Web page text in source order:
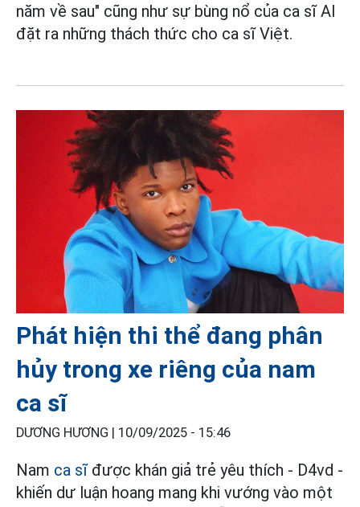
năm về sau" cũng như sự bùng nổ của ca sĩ AI
đặt ra những thách thức cho ca sĩ Việt.
Phát hiện thi thể đang phân
hủy trong xe riêng của nam
ca sĩ
DƯƠNG HƯƠNG | 10/09/2025 - 15:46
Nam ca sĩđược khán giả trẻ yêu thích - D4vd -
khiến dư luận hoang mang khi vướng vào một